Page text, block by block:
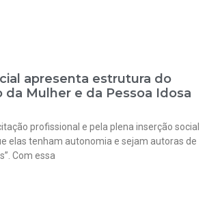
apresenta estrutura do
Mulher e da Pessoa Idosa
profissional e pela plena inserção social
elas tenham autonomia e sejam autoras de
Com essa